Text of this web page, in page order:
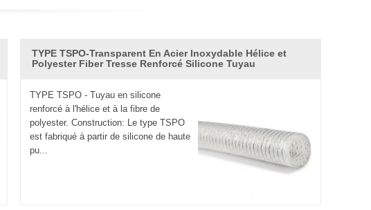
d'arbre du système d'échappement, jeux de bougies, joints
joints de potentiomètre et les manchons d'isolation, la
lointain, bande, toutes sortes de fil conducteur en
caoutchouc de silicone ignifuge, bague d'étanchéité pour le
pour rendre nos produits pour répondre à la norme
TYPE TSPO-Transparent En Acier Inoxydable Hélice et
Polyester Fiber Tresse Renforcé Silicone Tuyau
TYPE TSPO - Tuyau en silicone
renforcé à l'hélice et à la fibre de
polyester. Construction: Le type TSPO
est fabriqué à partir de silicone de haute
pu...